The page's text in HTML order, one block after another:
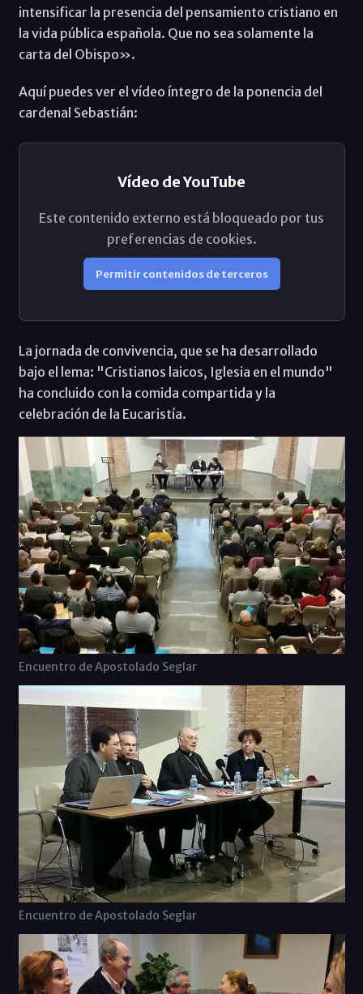
intensificar la presencia del pensamiento cristiano en
la vida pública española. Que no sea solamente la
carta del Obispo».
Aquí puedes ver el vídeo íntegro de la ponencia del
cardenal Sebastián:
Vídeo de YouTube
Este contenido externo está bloqueado por tus
preferencias de cookies.
Permitir contenidos de terceros
La jornada de convivencia, que se ha desarrollado
bajo el lema: "Cristianos laicos, Iglesia en el mundo"
ha concluido con la comida compartida y la
celebración de la Eucaristía.
Encuentro de Apostolado Seglar
Encuentro de Apostolado Seglar